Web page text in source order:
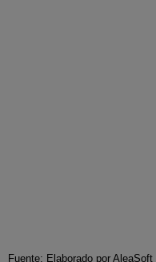
Fuente: Elaborado por